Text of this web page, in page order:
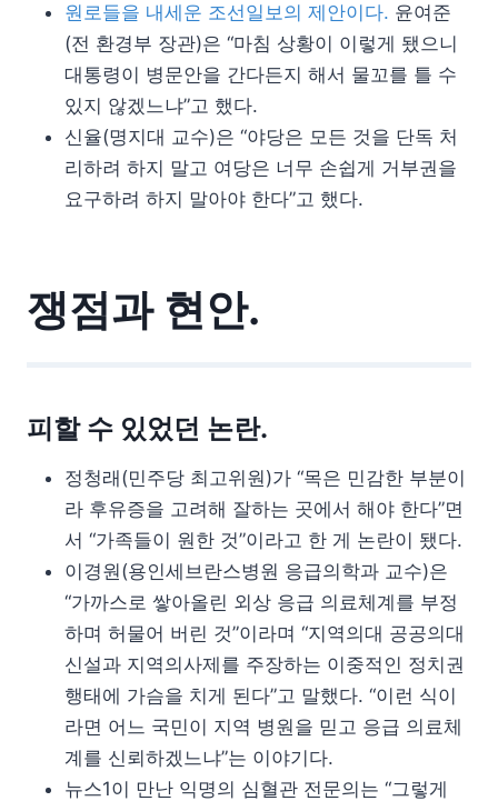
원로들을 내세운 조선일보의 제안이다. 윤여준
(전 환경부 장관)은 “마침 상황이 이렇게 됐으니
대통령이 병문안을 간다든지 해서 물꼬를 틀 수
있지 않겠느냐”고 했다.
신율(명지대 교수)은 “야당은 모든 것을 단독 처
리하려 하지 말고 여당은 너무 손쉽게 거부권을
요구하려 하지 말아야 한다”고 했다.
쟁점과 현안.
피할 수 있었던 논란.
정청래(민주당 최고위원)가 “목은 민감한 부분이
라 후유증을 고려해 잘하는 곳에서 해야 한다”면
서 “가족들이 원한 것”이라고 한 게 논란이 됐다.
이경원(용인세브란스병원 응급의학과 교수)은
“가까스로 쌓아올린 외상 응급 의료체계를 부정
하며 허물어 버린 것”이라며 “지역의대 공공의대
신설과 지역의사제를 주장하는 이중적인 정치권
행태에 가슴을 치게 된다”고 말했다. “이런 식이
라면 어느 국민이 지역 병원을 믿고 응급 의료체
계를 신뢰하겠느냐”는 이야기다.
뉴스1이 만난 익명의 심혈관 전문의는 “그렇게